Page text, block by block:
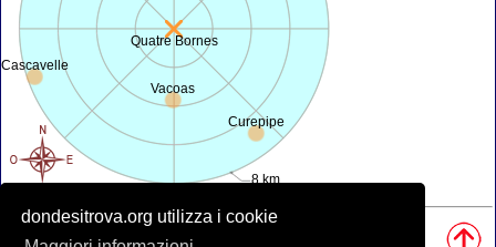
dondesitrova.org utilizza i cookie
Quatre Bornes
8 km
Vacoas
Curepipe
Cascavelle